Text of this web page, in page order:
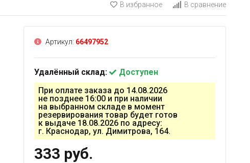
В избранное В сравнение
Артикул: 66497952
Удалённый склад:
Доступен
При оплате заказа до 14.08.2026
не позднее 16:00 и при наличии
на выбранном складе в момент
резервирования товар будет готов
к выдаче 18.08.2026 по адресу:
г. Краснодар, ул. Димитрова, 164.
333 руб.